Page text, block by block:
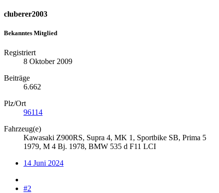
cluberer2003
Bekanntes Mitglied
Registriert
8 Oktober 2009
Beiträge
6.662
Plz/Ort
96114
Fahrzeug(e)
Kawasaki Z900RS, Supra 4, MK 1, Sportbike SB, Prima 5
1979, M 4 Bj. 1978, BMW 535 d F11 LCI
14 Juni 2024
#2